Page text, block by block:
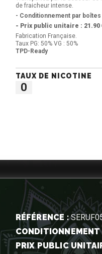
de fraicheur intense.
- Conditionnement par boîtes
- Prix public unitaire : 21.90
Fabrication Française.
Taux PG: 50% VG : 50%
TPD-Ready
TAUX DE NICOTINE
0
RÉFÉRENCE :
CONDITIONNEMENT
PRIX PUBLIC